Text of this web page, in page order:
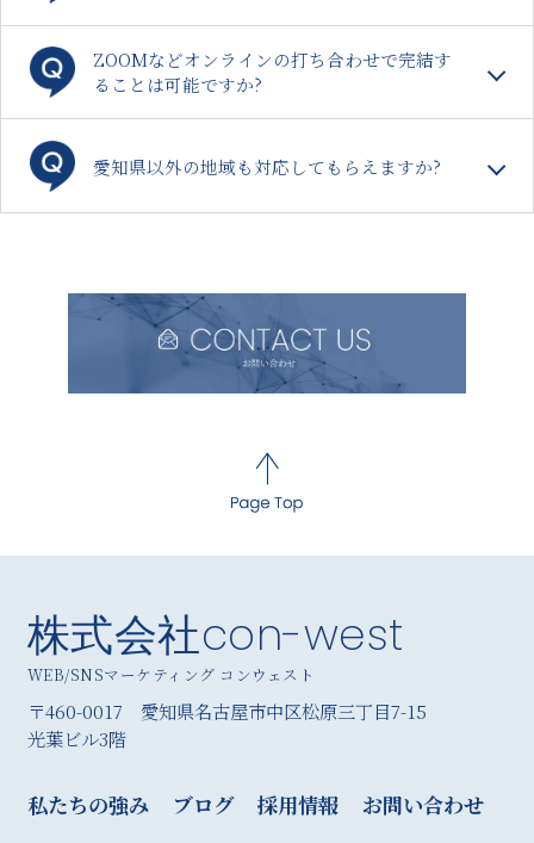
ZOOMなどオンラインの打ち合わせで完結す
ることは可能ですか?
愛知県以外の地域も対応してもらえますか?
株式会社con-west
WEB/SNSマーケティング コンウェスト
〒460-0017 愛知県名古屋市中区松原三丁目7-15
光葉ビル3階
私たちの強み ブログ 採用情報 お問い合わせ